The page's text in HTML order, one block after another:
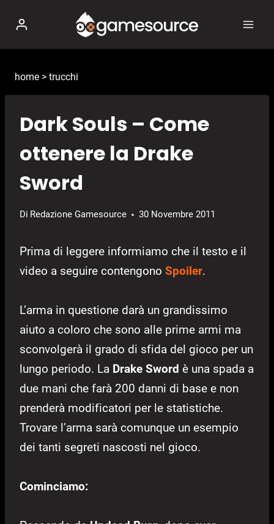
contenuto
home > trucchi
Dark Souls – Come
ottenere la Drake
Sword
Di Redazione Gamesource 30 Novembre 2011
Prima di leggere informiamo che il testo e il
video a seguire contengono Spoiler.
L’arma in questione darà un grandissimo
aiuto a coloro che sono alle prime armi ma
sconvolgerà il grado di sfida del gioco per un
lungo periodo. La Drake Sword è una spada a
due mani che farà 200 danni di base e non
prenderà modificatori per le statistiche.
Trovare l’arma sarà comunque un esempio
dei tanti segreti nascosti nel gioco.
Cominciamo: